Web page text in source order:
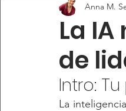
CULTURA Y
La
de
Anna M.
Intro:
La